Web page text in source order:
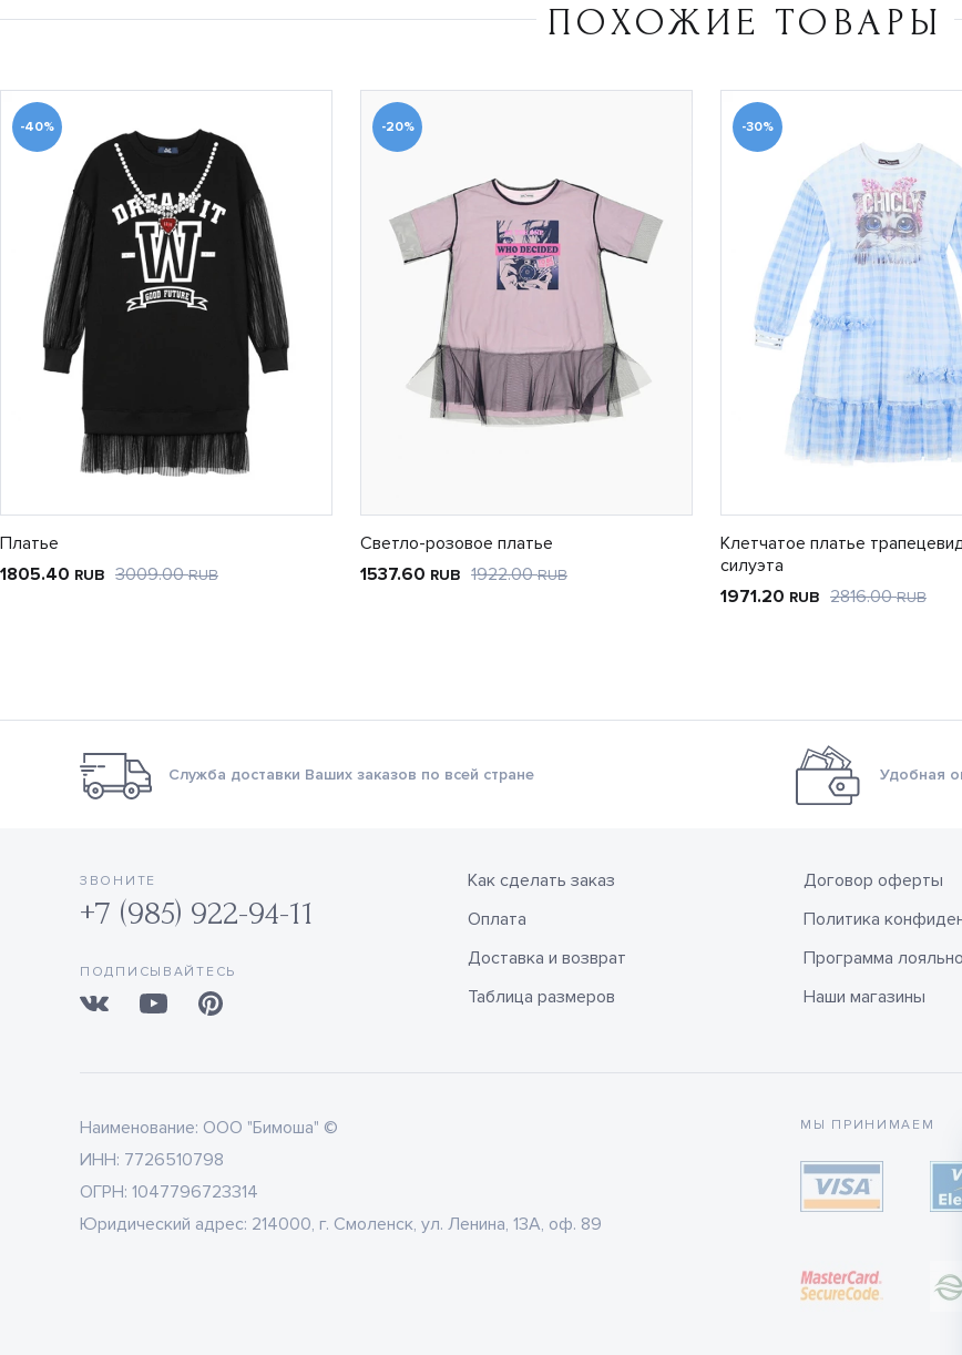
ПОХОЖИЕ ТОВАРЫ
-40%
Платье
1805.40 RUB 3009.00RUB
-20%
Светло-розовое платье
1537.60 RUB 1922.00RUB
-30%
Клетчатое платье
силуэта
1971.20 RUB 2816.00RUB
Служба доставки Ваших заказов по всей стране Удобная
ЗВОНИТЕ
+7 (985) 922-94-11
ПОДПИСЫВАЙТЕСЬ
Как сделать заказ
Оплата
Доставка и возврат
Таблица размеров
Договор оферты
Политика
Программа
Наши магазины
Наименование: ООО "Бимоша" ©
ИНН: 7726510798
ОГРН: 1047796723314
Юридический адрес: 214000, г. Смоленск, ул. Ленина, 13А, оф. 89
МЫ ПРИНИМАЕМ